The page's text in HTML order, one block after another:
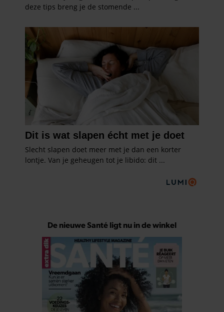
De nieuwe Santé ligt nu in de winkel